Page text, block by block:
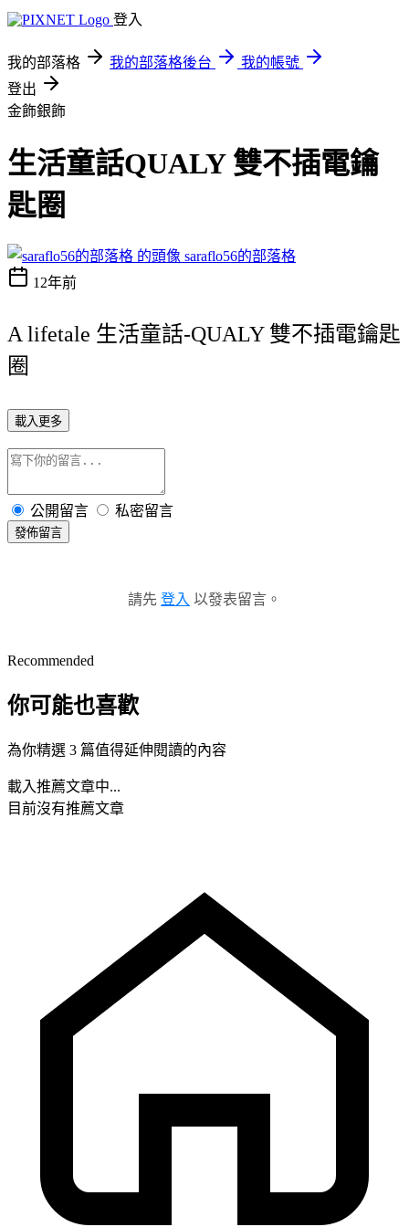
登入
我的部落格 我的部落格後台
我的帳號
登出
金飾銀飾
生活童話QUALY 雙不插電鑰
匙圈
saraflo56的部落格
12年前
A lifetale 生活童話-QUALY 雙不插電鑰匙
圈
載入更多
公開留言 私密留言
發佈留言
請先 登入 以發表留言。
Recommended
你可能也喜歡
為你精選 3 篇值得延伸閱讀的內容
載入推薦文章中...
目前沒有推薦文章